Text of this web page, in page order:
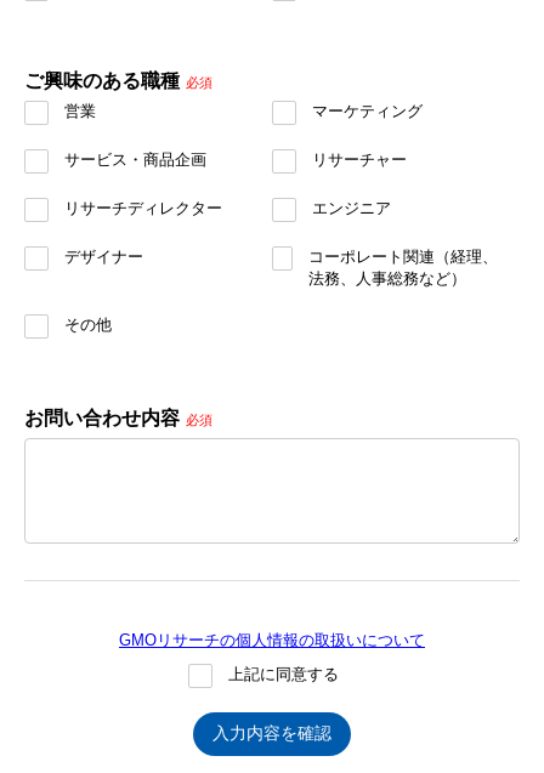
ご興味のある職種 必須
営業 マーケティング
サービス・商品企画 リサーチャー
リサーチディレクター エンジニア
デザイナー
コーポレート関連（経理、
法務、人事総務など）
その他
お問い合わせ内容 必須
GMOリサーチの個人情報の取扱いについて
上記に同意する
入力内容を確認